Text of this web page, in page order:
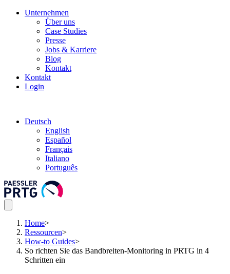
Unternehmen
Über uns
Case Studies
Presse
Jobs & Karriere
Blog
Kontakt
Kontakt
Login
Deutsch
English
Español
Français
Italiano
Português
Home>
Ressourcen>
How-to Guides>
So richten Sie das Bandbreiten-Monitoring in PRTG in 4
Schritten ein